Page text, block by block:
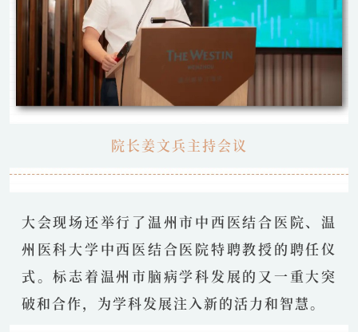
院长姜文兵主持会议
大会现场还举行了温州市中西医结合医院、温
州医科大学中西医结合医院特聘教授的聘任仪
式。标志着温州市脑病学科发展的又一重大突
破和合作，为学科发展注入新的活力和智慧。